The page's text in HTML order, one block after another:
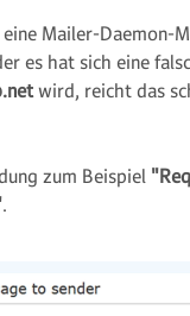
Mailer-Daemon-
es hat sich eine
wird, reicht das
zum Beispiel
.